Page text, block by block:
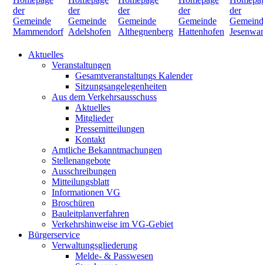
Aktuelles
Veranstaltungen
Gesamtveranstaltungs Kalender
Sitzungsangelegenheiten
Aus dem Verkehrsausschuss
Aktuelles
Mitglieder
Pressemitteilungen
Kontakt
Amtliche Bekanntmachungen
Stellenangebote
Ausschreibungen
Mitteilungsblatt
Informationen VG
Broschüren
Bauleitplanverfahren
Verkehrshinweise im VG-Gebiet
Bürgerservice
Verwaltungsgliederung
Melde- & Passwesen